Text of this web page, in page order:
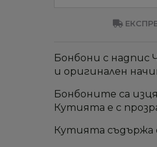
Бонбони с надпис
и оригинален
Бонбоните са
Кутията е с
Кутията съдържа